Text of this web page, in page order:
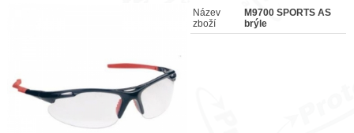
Název
zboží
M9700 SPORTS AS
brýle